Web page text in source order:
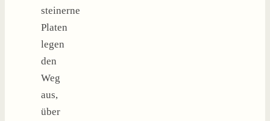
steinerne
Platen
legen
den
Weg
aus,
über